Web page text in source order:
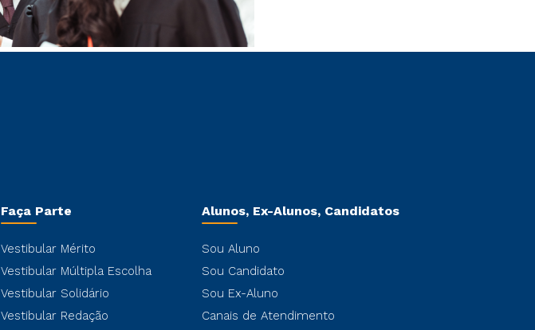
Faça Parte
Vestibular Mérito
Vestibular Múltipla Escolha
Vestibular Solidário
Vestibular Redação
Alunos, Ex-Alunos, Candidatos
Sou Aluno
Sou Candidato
Sou Ex-Aluno
Canais de Atendimento